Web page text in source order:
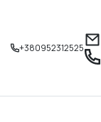
+380952312525